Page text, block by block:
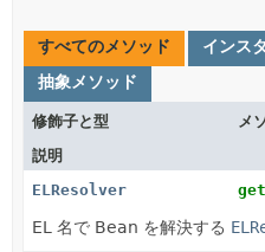
すべてのメソッド
インス
抽象メソッド
修飾子と型
メ
説明
ELResolver
EL 名で Bean を解決する